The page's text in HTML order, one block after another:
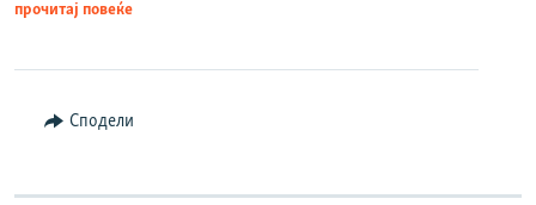
прочитај повеќе
Сподели